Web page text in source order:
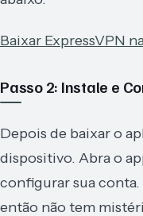
Baixar ExpressVPN
Passo 2: Instale e
Depois de baixar o
dispositivo. Abra o
configurar sua
então não tem